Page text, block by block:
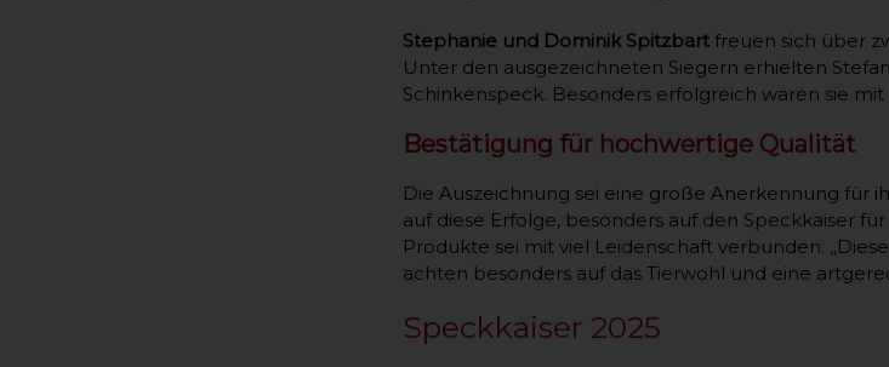
Stephanie und Dominik Spitzbart freuen sich über
Unter den ausgezeichneten Siegern erhielten
Schinkenspeck. Besonders erfolgreich waren sie
Bestätigung für hochwertige Qualität
Die Auszeichnung sei eine große Anerkennung für
auf diese Erfolge, besonders auf den Speckkaiser
Produkte sei mit viel Leidenschaft verbunden.
achten besonders auf das Tierwohl und eine
Speckkaiser 2025